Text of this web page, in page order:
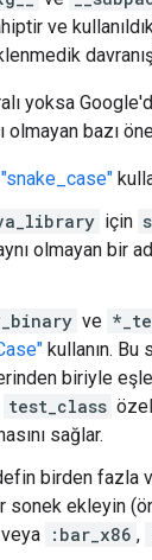
ve
yoksa
olmayan bazı
"snake_case"
için
olmayan bir
ve
kullanın. Bu
biriyle
test_class
sağlar.
birden fazla
sonek ekleyin
veya :bar_x86 ,